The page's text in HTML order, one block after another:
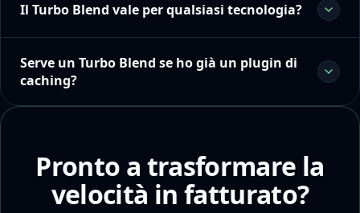
Il Turbo Blend vale per qualsiasi tecnologia?
Serve un Turbo Blend se ho già un plugin di
caching?
Pronto a trasformare la
velocità in fatturato?